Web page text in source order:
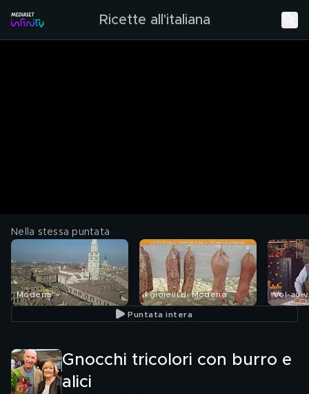
Ricette all'italiana
Nella stessa puntata
Modena I gioielli di Modena Vol-au-
Puntata intera
Gnocchi tricolori con burro e
alici